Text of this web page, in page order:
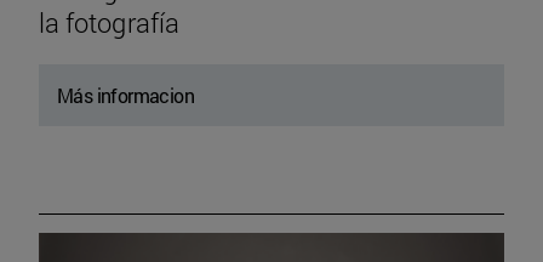
la fotografía
Más informacion